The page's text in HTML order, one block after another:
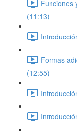
Funciones
(11:13)
Formas
(12:55)